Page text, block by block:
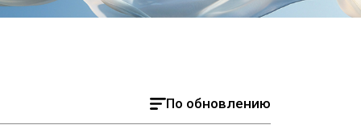
По обновлению